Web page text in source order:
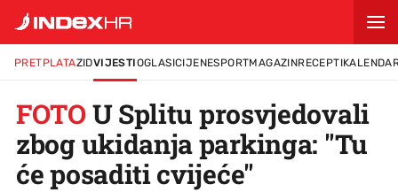
PRETPLATAZIDVIJESTIOGLASICIJENESPORTMAGAZINRECEPTI
FOTOU Splitu prosvjedovali
zbog ukidanja parkinga: "Tu
će posaditi cvijeće"